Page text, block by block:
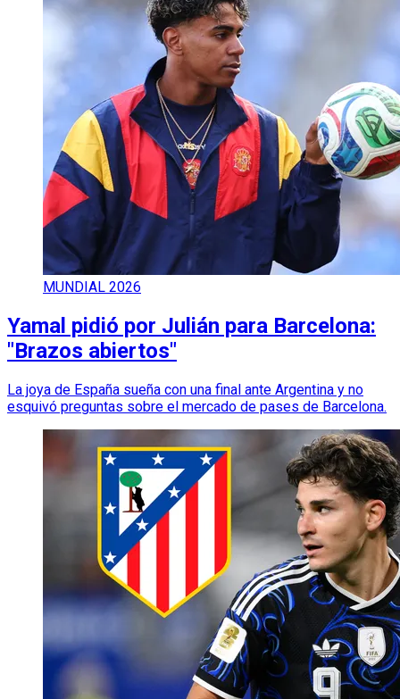
MUNDIAL 2026
Yamal pidió por Julián para Barcelona:
"Brazos abiertos"
La joya de España sueña con una final ante Argentina y no
esquivó preguntas sobre el mercado de pases de Barcelona.